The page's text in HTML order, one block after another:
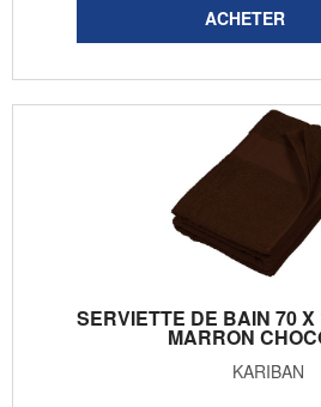
SERVIETTE DE BAIN 70 X
MARRON
KARIBAN